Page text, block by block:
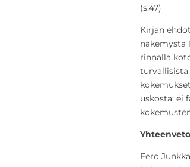
(s.47)
Kirjan
näkemystä
rinnalla
turvallisista
uskosta: ei
Eero